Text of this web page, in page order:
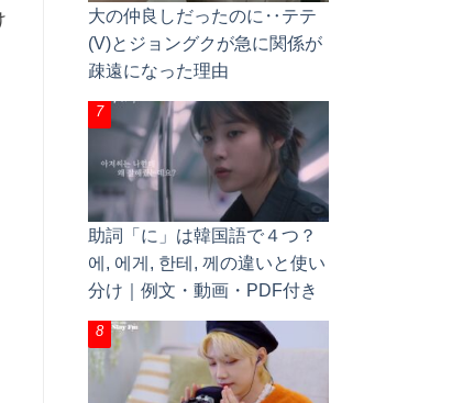
大の仲良しだったのに‥テテ
(V)とジョングクが急に関係が
疎遠になった理由
助詞「に」は韓国語で４つ？
에, 에게, 한테, 께の違いと使い
分け｜例文・動画・PDF付き